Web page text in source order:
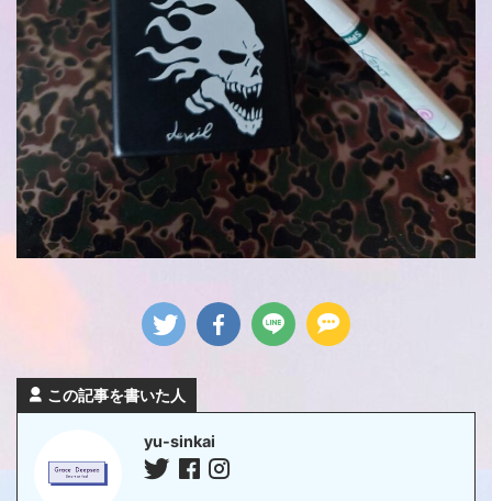
この記事を書いた人
yu-sinkai